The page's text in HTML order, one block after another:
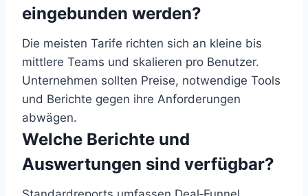
eingebunden werden?
Die meisten Tarife richten sich an kleine bis
mittlere Teams und skalieren pro Benutzer.
Unternehmen sollten Preise, notwendige Tools
und Berichte gegen ihre Anforderungen
abwägen.
Welche Berichte und
Auswertungen sind verfügbar?